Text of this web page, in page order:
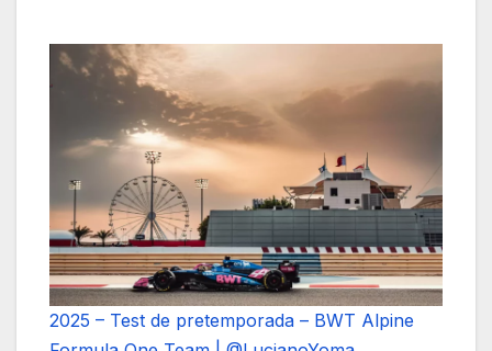
2025 – Test de pretemporada – BWT Alpine